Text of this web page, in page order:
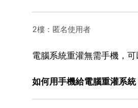
2樓：匿名使用者
電腦系統重灌無需手機，
如何用手機給電腦重灌系統